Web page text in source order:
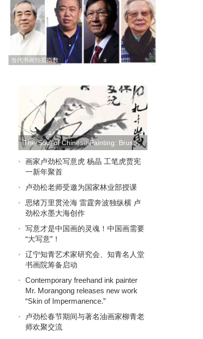
当代书画拍卖指数
The Soul of Chinese Painting: Brush
and Ink Appreciating the Mastery of
Brushwork and Ink in Renowned
Chinese Artists
画家卢劲松写意虎 杨晶 工笔虎贾宪
一新年聚首
卢劲松老师受邀为国家林业部授课
思绪万里贯沧海 雷霆奔波独纵横 卢
劲松水墨大海创作
写意才是中国画的灵魂！中国画需要
“大写意”！
辽宁知青艺术家研究会、知青名人堂
书画院筹备启动
Contemporary freehand ink painter
Mr. Morangong releases new work
“Skin of Impermanence.”
卢劲松春节期间与著名油画家柳青老
师欢聚交流